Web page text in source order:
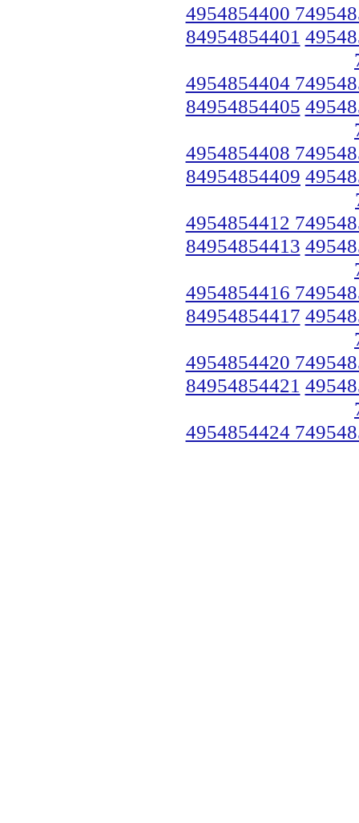
4954854400
84954854401
4954854404
84954854405
4954854408
84954854409
4954854412
84954854413
4954854416
84954854417
4954854420
84954854421
4954854424